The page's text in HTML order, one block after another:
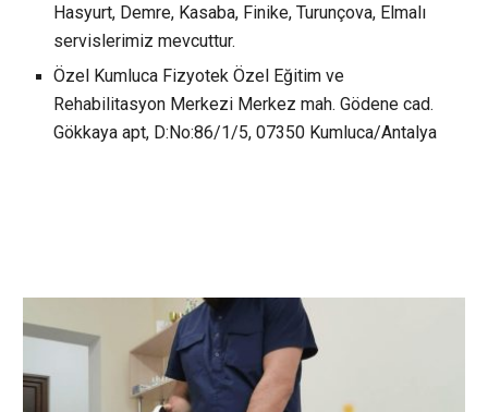
Hasyurt, Demre, Kasaba, Finike, Turunçova, Elmalı
servislerimiz mevcuttur.
Özel Kumluca Fizyotek Özel Eğitim ve
Rehabilitasyon Merkezi Merkez mah. Gödene cad.
Gökkaya apt, D:No:86/1/5, 07350 Kumluca/Antalya